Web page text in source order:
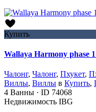
Купить
Wallaya Harmony phase
Чалонг, Чалонг, Пхукет,
Виллы, Виллы в Купить,
4 Ванны · ID 74068
Недвижимость IBG